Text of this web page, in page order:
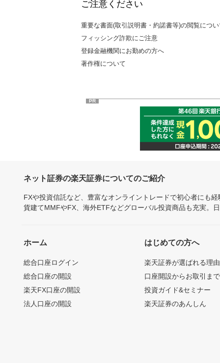
ご注意ください
重要な書面(取引説明書・約諾書等)の閲覧につ
フィッシング詐欺にご注意
登録金融機関にお勤めの方へ
著作権について
PR
ネット証券の楽天証券についてのご紹介
FXや投資信託など、豊富なオンライントレードで初心者にも
貨建てMMFやFX、海外ETFなどグローバル投資商品も充実。
ホーム
総合口座ログイン
総合口座の開設
楽天FX口座の開設
法人口座の開設
はじめての方へ
楽天証券が選ばれる理由
口座開設からお取引ま
投資ガイド&セミナー
楽天証券のあんしん